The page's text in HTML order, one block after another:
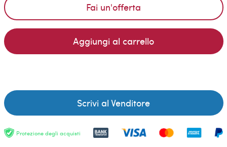
Fai un'offerta
Aggiungi al carrello
Scrivi al Venditore
Protezione degli acquisti